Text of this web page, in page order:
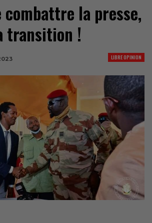
la presse,
transition !
LIBRE OPINION